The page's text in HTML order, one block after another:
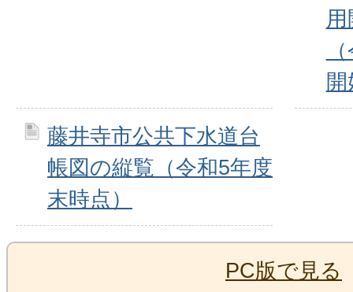
藤井寺市公共下水道台
帳図の縦覧（令和5年度
末時点）
PC版で見る